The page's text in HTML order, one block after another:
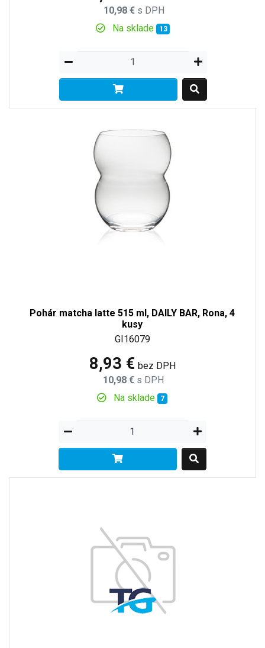
10,98 € s DPH
Na sklade
13
Pohár matcha latte 515 ml, DAILY BAR, Rona, 4
kusy
GI16079
8,93 € bez DPH
10,98 € s DPH
Na sklade 7